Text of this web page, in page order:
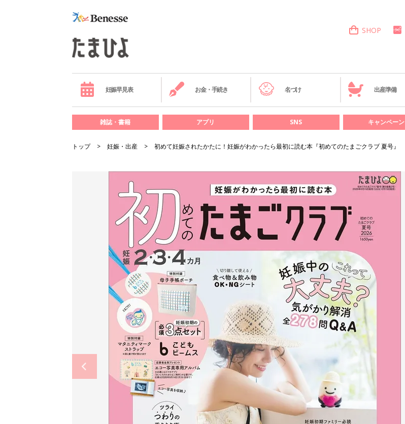
SHOP
妊娠早見表 お金・手続き 名づけ 出産準備
雑誌・書籍 アプリ SNS キャンペーン
トップ 妊娠・出産 初めて妊娠されたかたに！妊娠がわかったら最初に読む本『初めてのたまごクラブ 夏号』